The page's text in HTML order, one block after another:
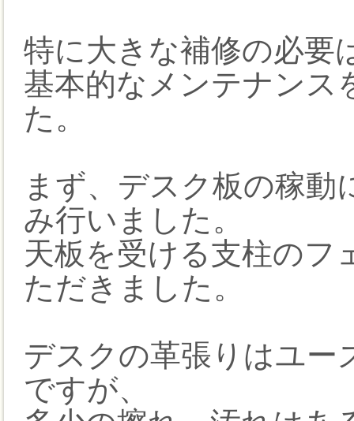
特に大きな補修の必要
基本的なメンテナンス
た。
まず、デスク板の稼動
み行いました。
天板を受ける支柱のフ
ただきました。
デスクの革張りはユー
ですが、